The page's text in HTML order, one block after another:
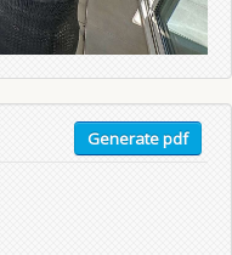
Generate pdf